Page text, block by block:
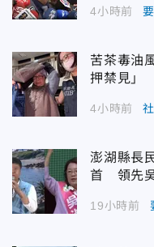
4小時前
苦茶毒油
押禁見」
4小時前
澎湖縣長
首 領先
19小時前